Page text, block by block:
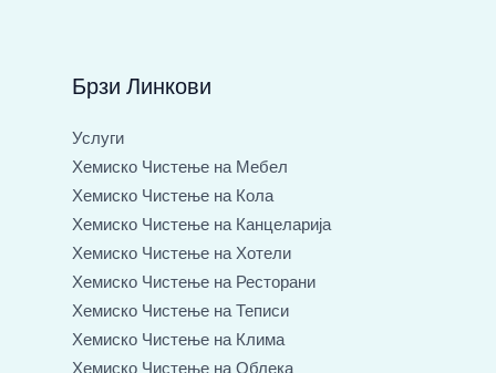
и
р
о
ј
Брзи Линкови
Услуги
Хемиско Чистење на Мебел
Хемиско Чистење на Кола
Хемиско Чистење на Канцеларија
Хемиско Чистење на Хотели
Хемиско Чистење на Ресторани
Хемиско Чистење на Теписи
Хемиско Чистење на Клима